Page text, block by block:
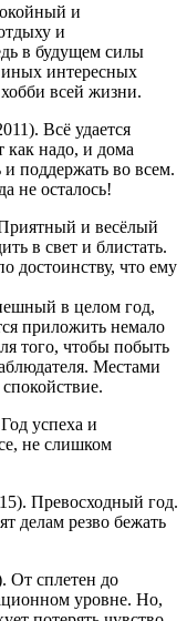
и
и
в будущем силы
иных интересных
всей жизни.
Всё удается
как надо, и дома
поддержать во всем.
не осталось!
и весёлый
в свет и блистать.
достоинству, что ему
в целом год,
приложить немало
того, чтобы побыть
Местами
успеха и
не слишком
Превосходный год.
делам резво бежать
От сплетен до
уровне. Но,